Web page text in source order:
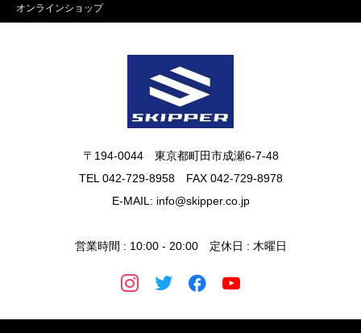
オンラインショップ
〒194-0044 東京都町田市成瀬6-7-48
TEL 042-729-8958 FAX 042-729-8978
E-MAIL: info@skipper.co.jp
営業時間 : 10:00 - 20:00 定休日 : 木曜日